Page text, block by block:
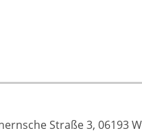
Straße 3, 06193